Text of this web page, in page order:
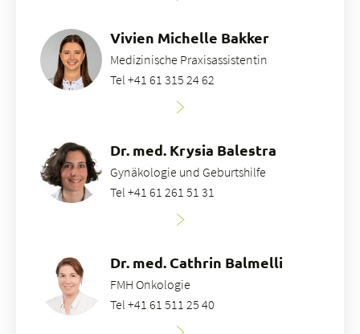
Vivien Michelle Bakker
Medizinische Praxisassistentin
Tel +41 61 315 24 62
Dr. med. Krysia Balestra
Gynäkologie und Geburtshilfe
Tel +41 61 261 51 31
Dr. med. Cathrin Balmelli
FMH Onkologie
Tel +41 61 511 25 40